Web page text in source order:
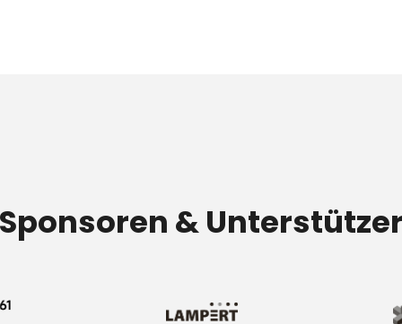
Sponsoren &
Image